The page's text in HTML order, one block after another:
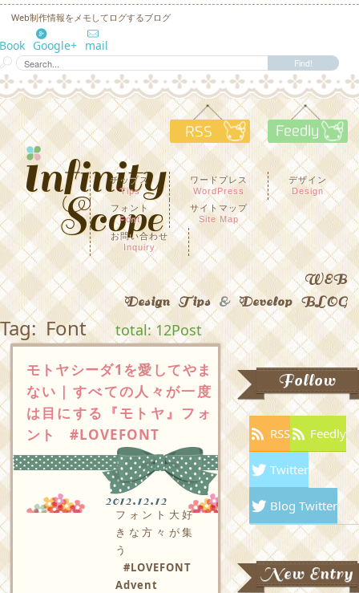
Web制作情報をメモしてログするブログ
Google+ mail
RSS
チップス
Tips
ワードプレス
WordPress
デザイン
Design
フォント
Font
サイトマップ
Site Map
お問い合わせ
Inquiry
WEB
Design Tips & Develop BLOG
Tag: Font total: 12Post
モトヤシーダ1を愛してやま
ない｜すべての人々が一度
は目にする『モトヤ』フォ
ント #LOVEFONT
2012.12.12
フォント大好
きな方々が集
う
#LOVEFONT
Advent
Follow
RSS Feedly
Twitter
Blog Twitter
New Entry